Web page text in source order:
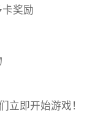
奖励
立即开始游戏！